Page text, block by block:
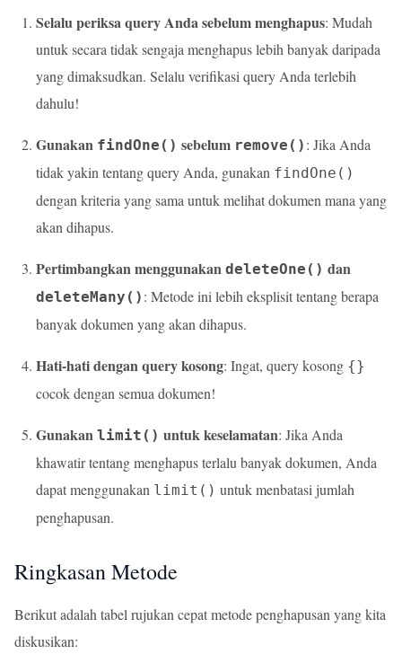
Selalu periksa query Anda sebelum menghapus: Mudah
untuk secara tidak sengaja menghapus lebih banyak daripada
yang dimaksudkan. Selalu verifikasi query Anda terlebih
dahulu!
Gunakan findOne() sebelum remove() : Jika Anda
tidak yakin tentang query Anda, gunakan findOne()
dengan kriteria yang sama untuk melihat dokumen mana yang
akan dihapus.
Pertimbangkan menggunakan deleteOne() dan
deleteMany() : Metode ini lebih eksplisit tentang berapa
banyak dokumen yang akan dihapus.
Hati-hati dengan query kosong: Ingat, query kosong {}
cocok dengan semua dokumen!
Gunakan limit() untuk keselamatan: Jika Anda
khawatir tentang menghapus terlalu banyak dokumen, Anda
dapat menggunakan limit() untuk menbatasi jumlah
penghapusan.
Ringkasan Metode
Berikut adalah tabel rujukan cepat metode penghapusan yang kita
diskusikan: